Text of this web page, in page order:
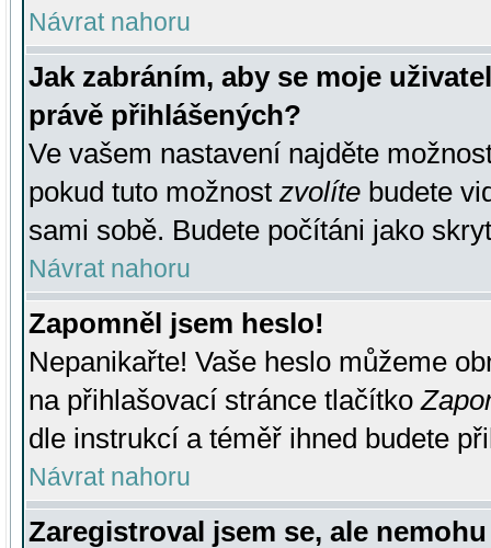
Návrat nahoru
Jak zabráním, aby se moje
právě přihlášených?
Ve vašem nastavení najděte
pokud tuto možnost zvolíte budete
sami sobě. Budete počítáni jako
Návrat nahoru
Zapomněl jsem heslo!
Nepanikařte! Vaše heslo můžeme
na přihlašovací stránce tlačítko
dle instrukcí a téměř ihned budete
Návrat nahoru
Zaregistroval jsem se, ale